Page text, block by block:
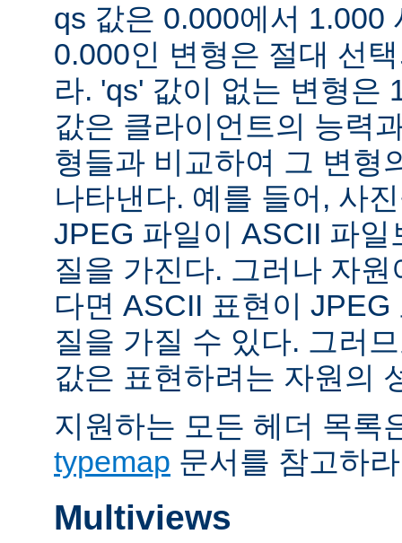
qs 값은 0.000에서 1.000
0.000인 변형은 절대 선
라. 'qs' 값이 없는 변형은
값은 클라이언트의 능력
형들과 비교하여 그 변형
나타낸다. 예를 들어, 사
JPEG 파일이 ASCII 파
질을 가진다. 그러나 자
다면 ASCII 표현이
질을 가질 수 있다. 그러
값은 표현하려는 자원의
지원하는 모든 헤더 목록
typemap 문서를 참고하
Multiviews